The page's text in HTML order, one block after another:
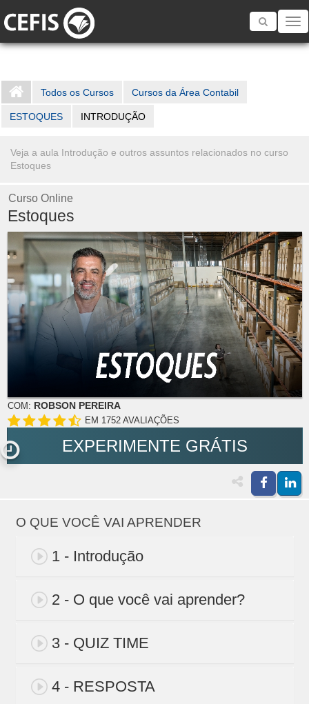
Toggle
Todos os Cursos Cursos da Área Contabil
ESTOQUES INTRODUÇÃO
Veja a aula Introdução e outros assuntos relacionados no curso
Estoques
Curso Online
Estoques
COM: ROBSON PEREIRA
EM 1752 AVALIAÇÕES
EXPERIMENTE GRÁTIS
O QUE VOCÊ VAI APRENDER
1 - Introdução
2 - O que você vai aprender?
3 - QUIZ TIME
4 - RESPOSTA